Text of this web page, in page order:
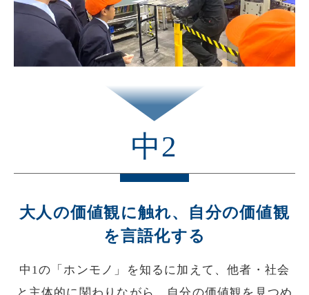
中2
大人の価値観に触れ、自分の価値観
を言語化する
中1の「ホンモノ」を知るに加えて、他者・社会